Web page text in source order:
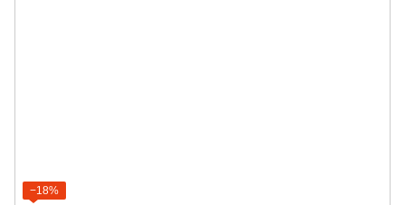
−18%